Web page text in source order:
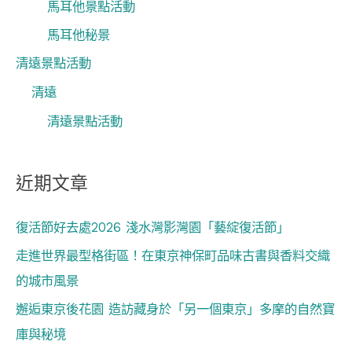
馬耳他景點活動
馬耳他秘景
清遠景點活動
清遠
清遠景點活動
近期文章
復活節好去處2026 淺水灣影灣園「藝綻復活節」
走進世界最型格街區！在東京神保町品味古書與香料交織
的城市風景
邂逅東京後花園 造訪藏身於「另一個東京」多摩的自然寶
庫與秘境